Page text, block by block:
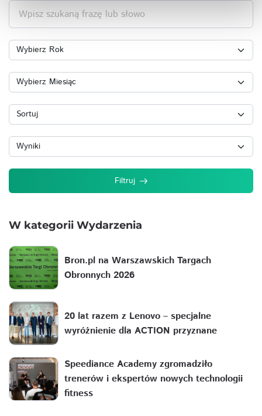
Wpisz szukaną frazę lub słowo
Filtruj
W kategorii Wydarzenia
Bron.pl na Warszawskich Targach
Obronnych 2026
20 lat razem z Lenovo – specjalne
wyróżnienie dla ACTION przyznane
Speediance Academy zgromadziło
trenerów i ekspertów nowych technologii
fitness